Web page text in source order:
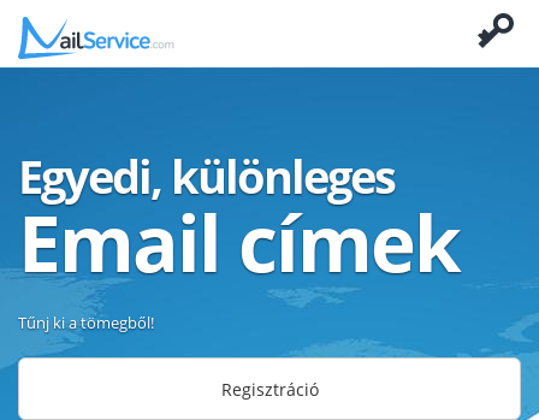
Egyedi, különleges
Email címek
Tűnj ki a tömegből!
Regisztráció